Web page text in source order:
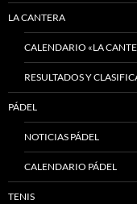
LA CANTERA
CALENDARIO «LA
RESULTADOS Y
PÁDEL
NOTICIAS PÁDEL
CALENDARIO PÁDEL
TENIS